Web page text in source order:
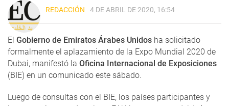
REDACCIÓN 4 DE ABRIL DE 2020, 16:54
El Gobierno de Emiratos Árabes Unidos ha solicitado
formalmente el aplazamiento de la Expo Mundial 2020 de
Dubai, manifestó la Oficina Internacional de Exposiciones
(BIE) en un comunicado este sábado.
Luego de consultas con el BIE, los países participantes y